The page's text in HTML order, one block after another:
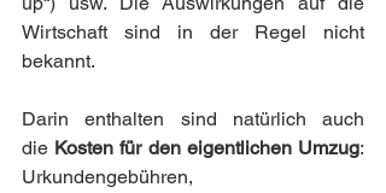
Wirtschaft sind in der Regel nicht
bekannt.
Darin enthalten sind natürlich auch
die Kosten für den eigentlichen Umzug:
Urkundengebühren,